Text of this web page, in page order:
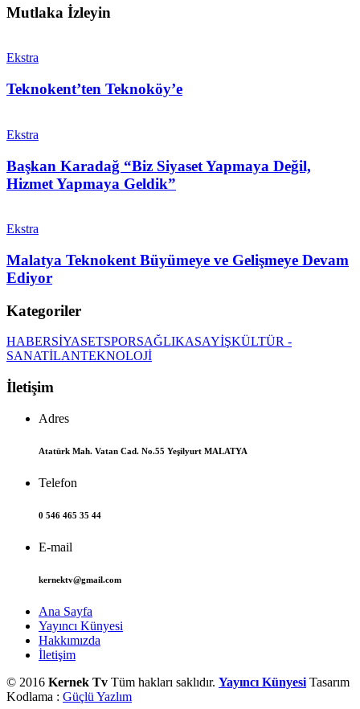
Mutlaka İzleyin
Ekstra
Teknokent’ten Teknoköy’e
Ekstra
Başkan Karadağ “Biz Siyaset Yapmaya Değil,
Hizmet Yapmaya Geldik”
Ekstra
Malatya Teknokent Büyümeye ve Gelişmeye Devam
Ediyor
Kategoriler
HABERSİYASETSPORSAĞLIKASAYİŞKÜLTÜR -
SANATİLANTEKNOLOJİ
İletişim
Adres
Atatürk Mah. Vatan Cad. No.55 Yeşilyurt MALATYA
Telefon
0 546 465 35 44
E-mail
kernektv@gmail.com
Ana Sayfa
Yayıncı Künyesi
Hakkımızda
İletişim
© 2016 Kernek Tv Tüm hakları saklıdır. Yayıncı Künyesi Tasarım
Kodlama : Güçlü Yazlım